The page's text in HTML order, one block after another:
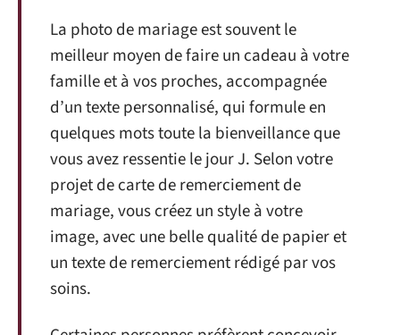
La photo de mariage est souvent le
meilleur moyen de faire un cadeau à votre
famille et à vos proches, accompagnée
d’un texte personnalisé, qui formule en
quelques mots toute la bienveillance que
vous avez ressentie le jour J. Selon votre
projet de carte de remerciement de
mariage, vous créez un style à votre
image, avec une belle qualité de papier et
un texte de remerciement rédigé par vos
soins.